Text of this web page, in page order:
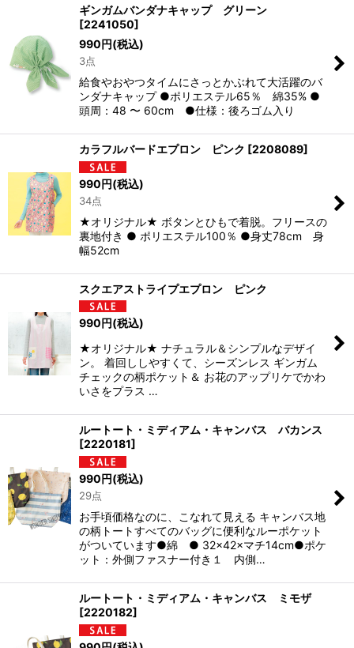
ギンガムバンダナキャップ グリーン
[2241050]
990円(税込)
3点
給食やおやつタイムにさっとかぶれて大活躍のバ
ンダナキャップ ●ポリエステル65％ 綿35% ●
頭周：48 〜 60cm ●仕様：後ろゴム入り
カラフルバードエプロン ピンク [2208089]
990円(税込)
34点
★オリジナル★ ボタンとひもで着脱。フリースの
裏地付き ● ポリエステル100％ ●身丈78cm 身
幅52cm
スクエアストライプエプロン ピンク
990円(税込)
★オリジナル★ ナチュラル＆シンプルなデザイ
ン。 着回ししやすくて、シーズンレス ギンガム
チェックの柄ポケット＆ お花のアップリケでかわ
いさをプラス …
ルートート・ミディアム・キャンバス バカンス
[2220181]
990円(税込)
29点
お手頃価格なのに、こなれて見える キャンバス地
の柄トートすべてのバッグに便利なルーポケット
がついています●綿 ● 32×42×マチ14cm●ポケ
ット：外側ファスナー付き１ 内側…
ルートート・ミディアム・キャンバス ミモザ
[2220182]